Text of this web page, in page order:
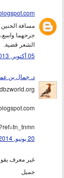
مسافة
جرحهما
الشعر قضية.
05 أكتوبر, 2013 23:39
د. جمال بن
20 يونيو, 2014 12:26
غير معرف
جميل